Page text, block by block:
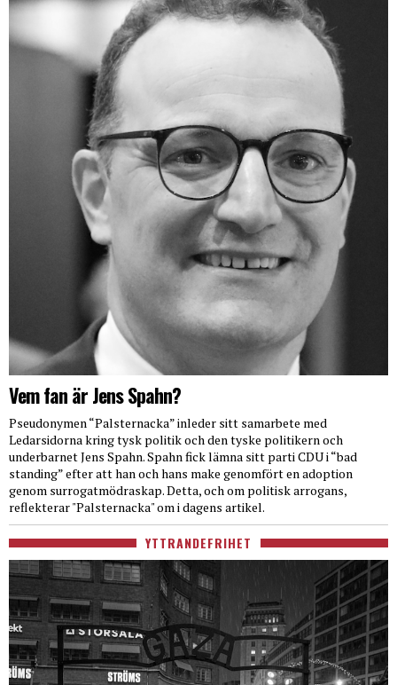
Vem fan är Jens Spahn?
Pseudonymen “Palsternacka” inleder sitt samarbete med
Ledarsidorna kring tysk politik och den tyske politikern och
underbarnet Jens Spahn. Spahn fick lämna sitt parti CDU i “bad
standing” efter att han och hans make genomfört en adoption
genom surrogatmödraskap. Detta, och om politisk arrogans,
reflekterar "Palsternacka" om i dagens artikel.
YTTRANDEFRIHET